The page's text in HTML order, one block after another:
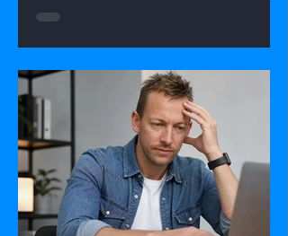
deine Stärken in einer KI-geprägten